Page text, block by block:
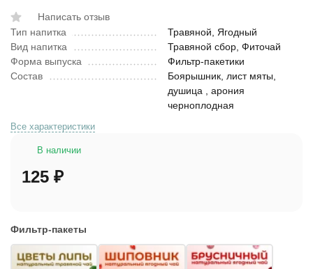
Написать отзыв
Тип напитка
Травяной, Ягодный
Вид напитка
Травяной сбор, Фиточай
Форма выпуска
Фильтр-пакетики
Состав
Боярышник, лист мяты,
душица , арония
черноплодная
Все характеристики
В наличии
125 ₽
Фильтр-пакеты